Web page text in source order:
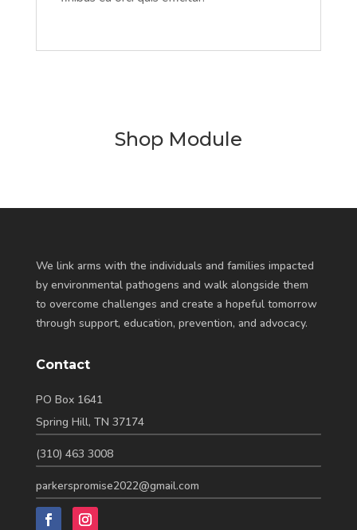
Shop Module
We link arms with the individuals and families impacted
by environmental pathogens and walk alongside them
to overcome challenges and create a hopeful tomorrow
through support, education, prevention, and advocacy.
Contact
PO Box 1641
Spring Hill, TN 37174
(310) 463 3008
parkerspromise2022@gmail.com